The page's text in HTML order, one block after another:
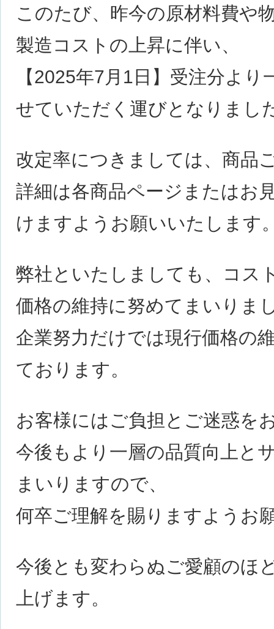
このたび、昨今の原材料費や
製造コストの上昇に伴い、
【2025年7月1日】受注分よ
せていただく運びとなりまし
改定率につきましては、商品
詳細は各商品ページまたはお
けますようお願いいたします
弊社といたしましても、コス
価格の維持に努めてまいりま
企業努力だけでは現行価格の
ております。
お客様にはご負担とご迷惑を
今後もより一層の品質向上と
まいりますので、
何卒ご理解を賜りますようお
今後とも変わらぬご愛顧のほ
上げます。